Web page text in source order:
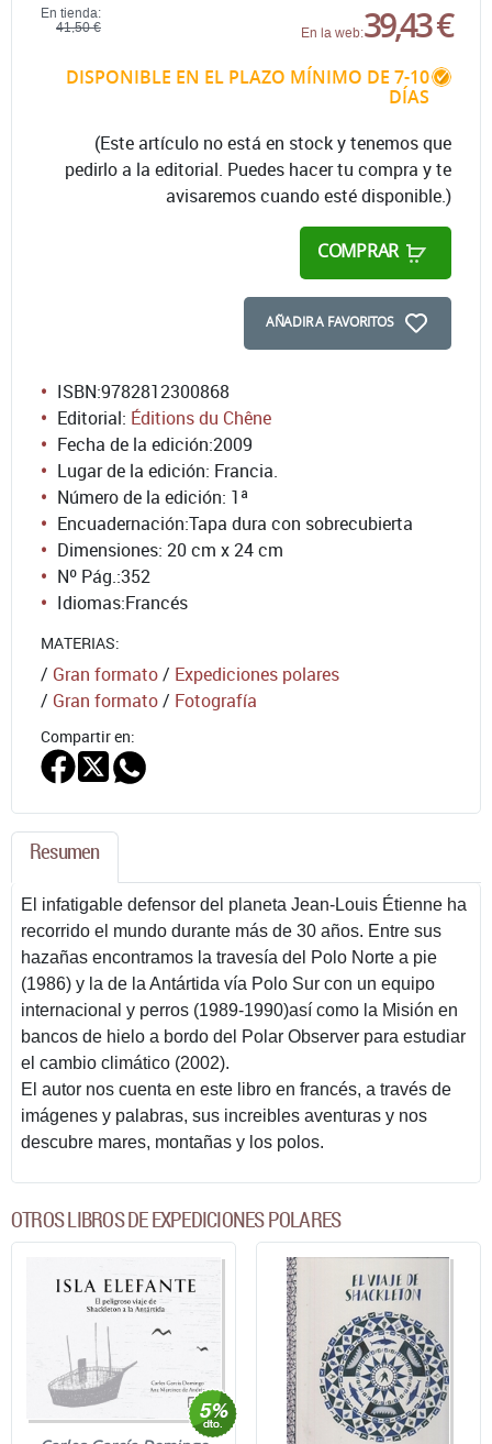
En tienda:
41,50 €
En la web:39,43 €
DISPONIBLE EN EL PLAZO MÍNIMO DE 7-10
DÍAS
(Este artículo no está en stock y tenemos que
pedirlo a la editorial. Puedes hacer tu compra y te
avisaremos cuando esté disponible.)
COMPRAR
AÑADIR A FAVORITOS
ISBN:9782812300868
Editorial: Éditions du Chêne
Fecha de la edición:2009
Lugar de la edición: Francia.
Número de la edición: 1ª
Encuadernación:Tapa dura con sobrecubierta
Dimensiones: 20 cm x 24 cm
Nº Pág.:352
Idiomas:Francés
MATERIAS:
/ Gran formato/ Expediciones polares
/ Gran formato/ Fotografía
Compartir en:
Resumen
El infatigable defensor del planeta Jean-Louis Étienne ha
recorrido el mundo durante más de 30 años. Entre sus
hazañas encontramos la travesía del Polo Norte a pie
(1986) y la de la Antártida vía Polo Sur con un equipo
internacional y perros (1989-1990)así como la Misión en
bancos de hielo a bordo del Polar Observer para estudiar
el cambio climático (2002).
El autor nos cuenta en este libro en francés, a través de
imágenes y palabras, sus increibles aventuras y nos
descubre mares, montañas y los polos.
OTROS LIBROS DE EXPEDICIONES POLARES